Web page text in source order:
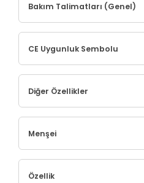
Bakım Talimatları (Genel)
CE Uygunluk Sembolu
Diğer Özellikler
Menşei
Özellik